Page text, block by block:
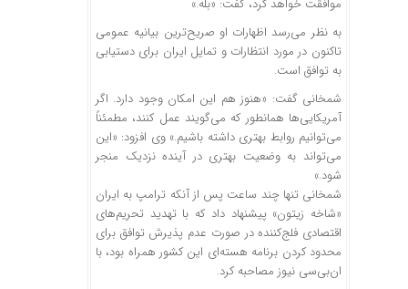
موافقت خواهد کرد، گفت: «بله.»
به نظر می‌رسد اظهارات او صریح‌ترین بیانیه عمومی
تاکنون در مورد انتظارات و تمایل ایران برای دستیابی
به توافق است.
شمخانی گفت: «هنوز هم این امکان وجود دارد. اگر
آمریکایی‌ها همانطور که می‌گویند عمل کنند، مطمئناً
می‌توانیم روابط بهتری داشته باشیم.» وی افزود: «این
می‌تواند به وضعیت بهتری در آینده نزدیک منجر
شود.»
شمخانی تنها چند ساعت پس از آنکه ترامپ به ایران
«شاخه زیتون» پیشنهاد داد که با تهدید تحریم‌های
اقتصادی فلج‌کننده در صورت عدم پذیرش توافق برای
محدود کردن برنامه هسته‌ای این کشور همراه بود، با
ان‌بی‌سی نیوز مصاحبه کرد.